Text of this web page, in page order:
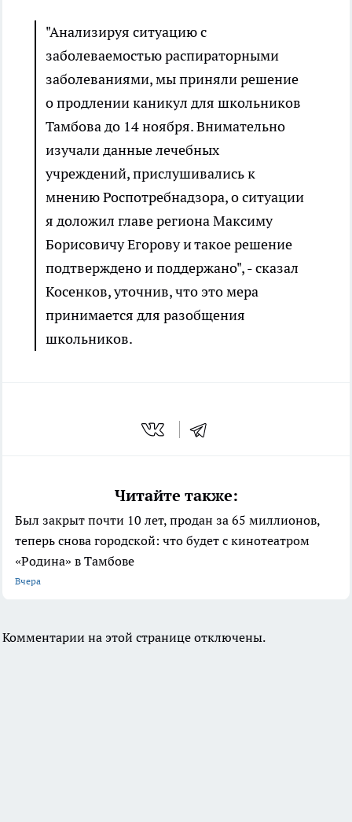
"Анализируя ситуацию с
заболеваемостью распираторными
заболеваниями, мы приняли решение
о продлении каникул для школьников
Тамбова до 14 ноября. Внимательно
изучали данные лечебных
учреждений, прислушивались к
мнению Роспотребнадзора, о ситуации
я доложил главе региона Максиму
Борисовичу Егорову и такое решение
подтверждено и поддержано", - сказал
Косенков, уточнив, что это мера
принимается для разобщения
школьников.
Читайте также:
Был закрыт почти 10 лет, продан за 65 миллионов,
теперь снова городской: что будет с кинотеатром
«Родина» в Тамбове
Вчера
Комментарии на этой странице отключены.